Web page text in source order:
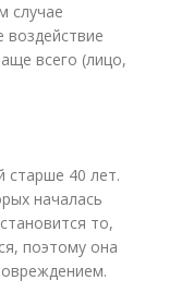
случае
всего (лицо,
старше 40 лет.
началась
то,
поэтому она